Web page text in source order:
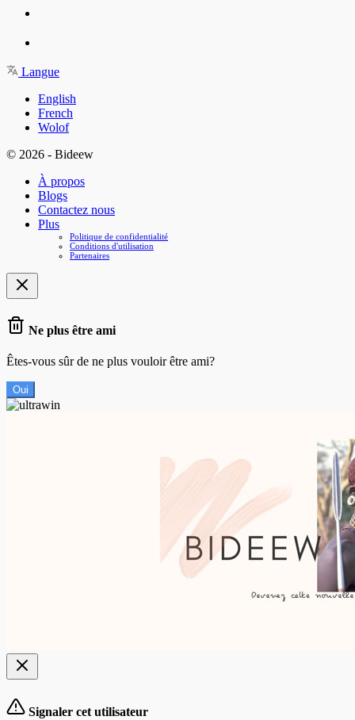
Langue
English
French
Wolof
© 2026 - Bideew
À propos
Blogs
Contactez nous
Plus
Politique de confidentialité
Conditions d'utilisation
Partenaires
Ne plus être ami
Êtes-vous sûr de ne plus vouloir être ami?
Oui
Signaler cet utilisateur